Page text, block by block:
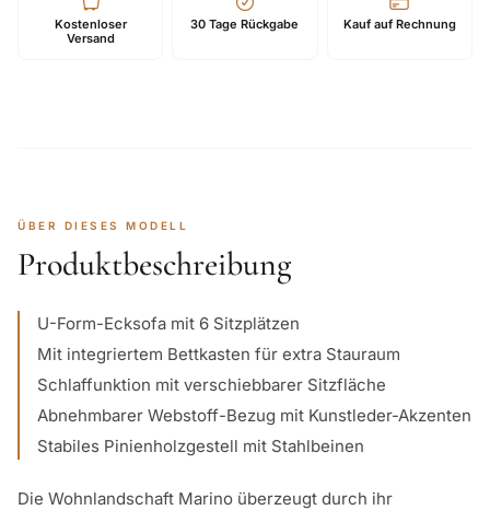
Kostenloser
Versand
30 Tage Rückgabe Kauf auf Rechnung
ÜBER DIESES MODELL
Produktbeschreibung
U-Form-Ecksofa mit 6 Sitzplätzen
Mit integriertem Bettkasten für extra Stauraum
Schlaffunktion mit verschiebbarer Sitzfläche
Abnehmbarer Webstoff-Bezug mit Kunstleder-Akzenten
Stabiles Pinienholzgestell mit Stahlbeinen
Die Wohnlandschaft Marino überzeugt durch ihr